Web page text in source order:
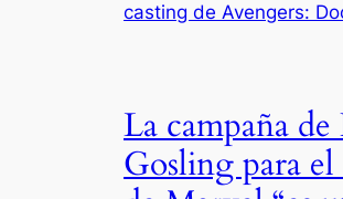
La campaña
Gosling para